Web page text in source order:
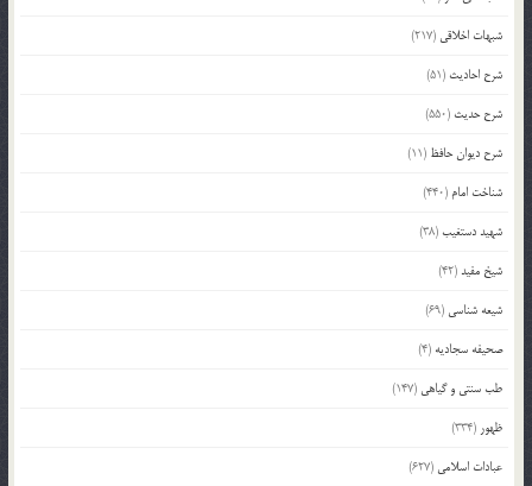
شبهات اخلاقی (217)
شرح احادیث (51)
شرح حدیث (550)
شرح دیوان حافظ (11)
شناخت امام (440)
شهید دستغیب(38)
شیخ مفید(42)
شیعه شناسی (69)
صحیفه سجادیه (4)
طب سنتی و گیاهی (147)
ظهور (334)
عبادات اسلامی (627)